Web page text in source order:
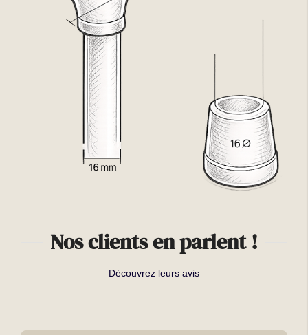
Nos clients en parlent !
Découvrez leurs avis